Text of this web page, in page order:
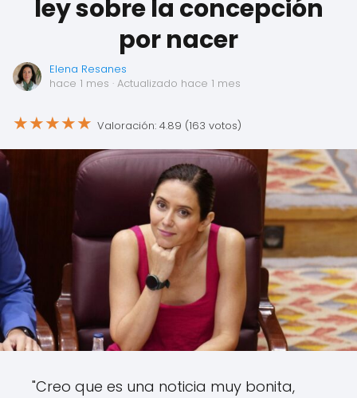
ley sobre la concepción
por nacer
Elena Resanes
hace 1 mes · Actualizado hace 1 mes
★★★★★ Valoración: 4.89 (163 votos)
"Creo que es una noticia muy bonita,